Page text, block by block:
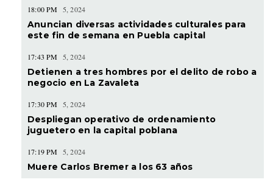
18:00 PM 5, 2024
Anuncian diversas actividades culturales para
este fin de semana en Puebla capital
17:43 PM 5, 2024
Detienen a tres hombres por el delito de robo a
negocio en La Zavaleta
17:30 PM 5, 2024
Despliegan operativo de ordenamiento
juguetero en la capital poblana
17:19 PM 5, 2024
Muere Carlos Bremer a los 63 años